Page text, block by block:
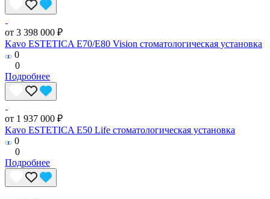
от 3 398 000 ₽
Kavo ESTETICA E70/E80 Vision стоматологическая установка
0
0
Подробнее
от 1 937 000 ₽
Kavo ESTETICA E50 Life стоматологическая установка
0
0
Подробнее